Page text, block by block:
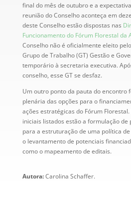
final do mês de outubro e a
reunião do Conselho aconteça em
deste Conselho estão dispostas nas
Funcionamento do Fórum Florestal da
Conselho não é oficialmente eleito
Grupo de Trabalho (GT) Gestão e
temporário à secretaria executiva.
conselho, esse GT se desfaz.
Um outro ponto da pauta do encontro
plenária das opções para o
ações estratégicas do Fórum
iniciais listados estão a formulação de
para a estruturação de uma política
o levantamento de potenciais
como o mapeamento de editais.
Autora:Carolina Schaffer.